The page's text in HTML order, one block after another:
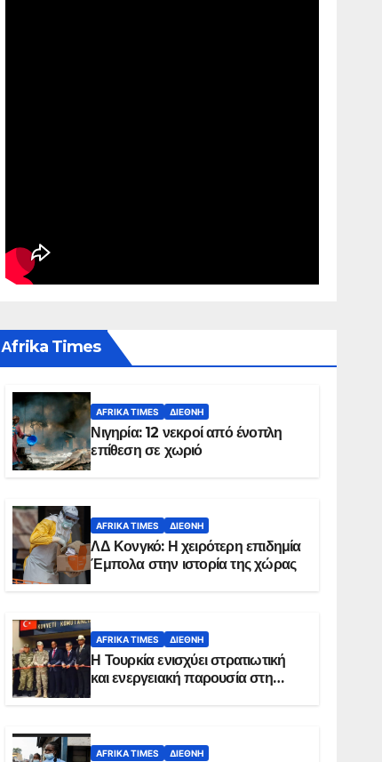
Αfrika Times
AFRIKA TIMES ΔΙΕΘΝΉ
Νιγηρία: 12 νεκροί από ένοπλη
επίθεση σε χωριό
AFRIKA TIMES ΔΙΕΘΝΉ
ΛΔ Κονγκό: Η χειρότερη επιδημία
Έμπολα στην ιστορία της χώρας
AFRIKA TIMES ΔΙΕΘΝΉ
Η Τουρκία ενισχύει στρατιωτική
και ενεργειακή παρουσία στη
AFRIKA TIMES ΔΙΕΘΝΉ